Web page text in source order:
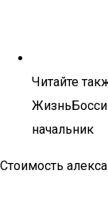
Читайте
начальник
Стоимость